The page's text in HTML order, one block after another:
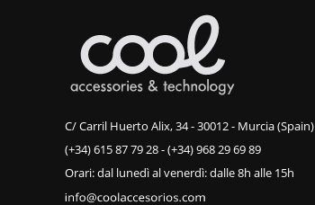
C/ Carril Huerto Alix, 34 - 30012 - Murcia (Spain)
(+34) 615 87 79 28-(+34) 968 29 69 89
Orari: dal lunedì al venerdì: dalle 8h alle 15h